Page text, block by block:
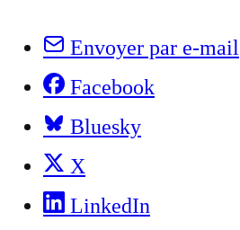
Envoyer par e-mail
Facebook
Bluesky
X
LinkedIn